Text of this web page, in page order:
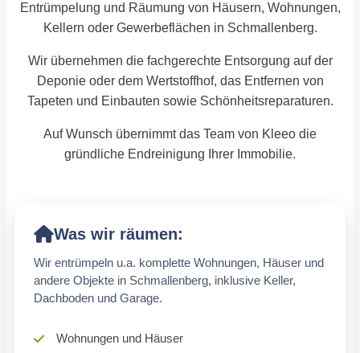
Entrümpelung und Räumung von Häusern, Wohnungen,
Kellern oder Gewerbeflächen in Schmallenberg.
Wir übernehmen die fachgerechte Entsorgung auf der
Deponie oder dem Wertstoffhof, das Entfernen von
Tapeten und Einbauten sowie Schönheitsreparaturen.
Auf Wunsch übernimmt das Team von Kleeo die
gründliche Endreinigung Ihrer Immobilie.
Was wir räumen:
Wir entrümpeln u.a. komplette Wohnungen, Häuser und
andere Objekte in Schmallenberg, inklusive Keller,
Dachboden und Garage.
Wohnungen und Häuser